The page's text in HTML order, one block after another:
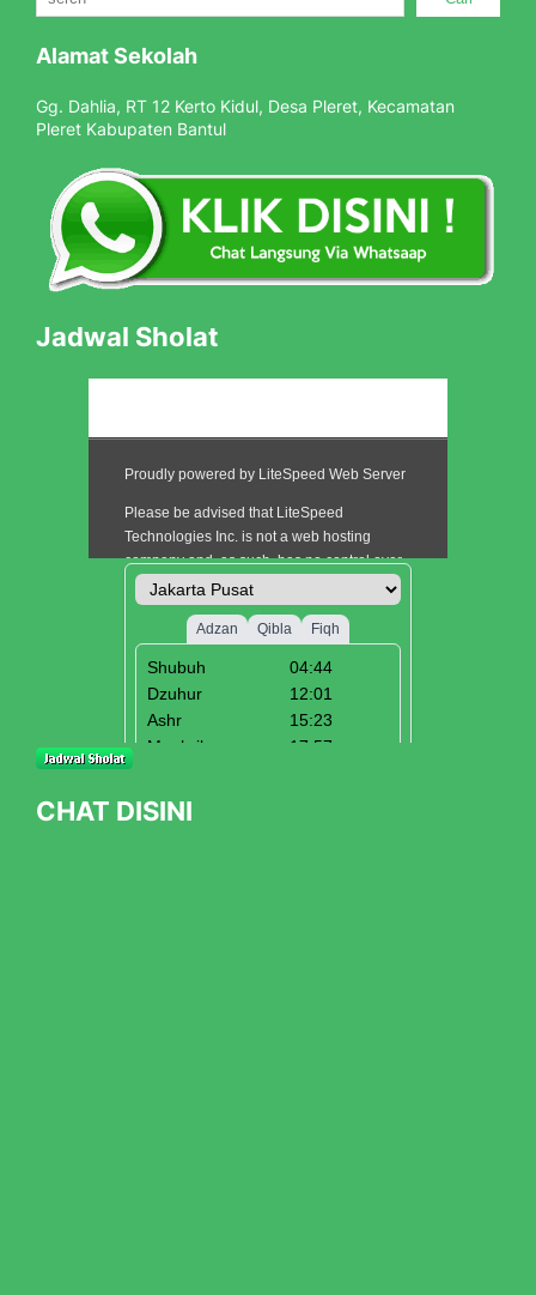
Alamat Sekolah
Gg. Dahlia, RT 12 Kerto Kidul, Desa Pleret, Kecamatan
Pleret Kabupaten Bantul
Jadwal Sholat
CHAT DISINI